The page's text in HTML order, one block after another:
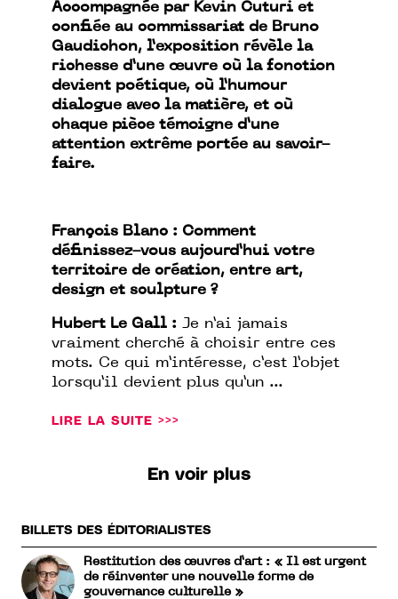
Accompagnée par Kevin Cuturi et
confiée au commissariat de Bruno
Gaudichon, l’exposition révèle la
richesse d’une œuvre où la fonction
devient poétique, où l’humour
dialogue avec la matière, et où
chaque pièce témoigne d’une
attention extrême portée au savoir-
faire.
François Blanc : Comment
définissez-vous aujourd’hui votre
territoire de création, entre art,
design et sculpture ?
Hubert Le Gall : Je n’ai jamais
vraiment cherché à choisir entre ces
mots. Ce qui m’intéresse, c’est l’objet
lorsqu’il devient plus qu’un ...
LIRE LA SUITE >>>
En voir plus
BILLETS DES ÉDITORIALISTES
Restitution des œuvres d’art : « Il est urgent
de réinventer une nouvelle forme de
gouvernance culturelle »